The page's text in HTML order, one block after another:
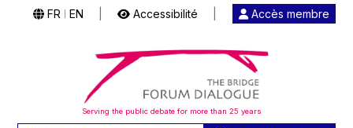
FR EN Accessibilité Accès membre
Serving the public debate for more than 25 years